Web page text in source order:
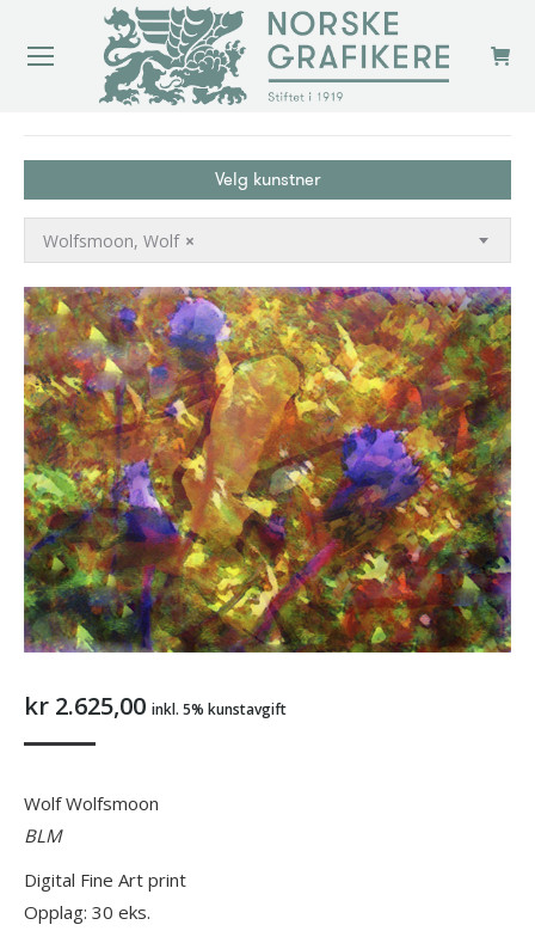
Velg kunstner
×
Wolfsmoon, Wolf
kr 2.625,00 inkl. 5% kunstavgift
Wolf Wolfsmoon
BLM
Digital Fine Art print
Opplag: 30 eks.